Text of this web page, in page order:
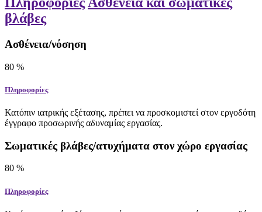
βλάβες
Ασθένεια/νόσηση
80 %
Πληροφορίες
Κατόπιν ιατρικής εξέτασης, πρέπει να προσκομιστεί στον εργοδότη
έγγραφο προσωρινής αδυναμίας εργασίας.
Σωματικές βλάβες/ατυχήματα στον χώρο εργασίας
80 %
Πληροφορίες